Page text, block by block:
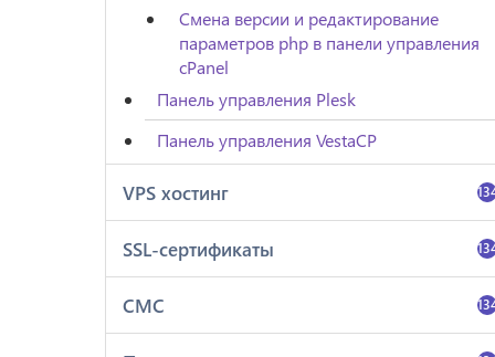
Смена версии и редактирование
параметров php в панели управления
cPanel
Панель управления Plesk
Панель управления VestaCP
VPS хостинг
SSL-сертификаты
СМС